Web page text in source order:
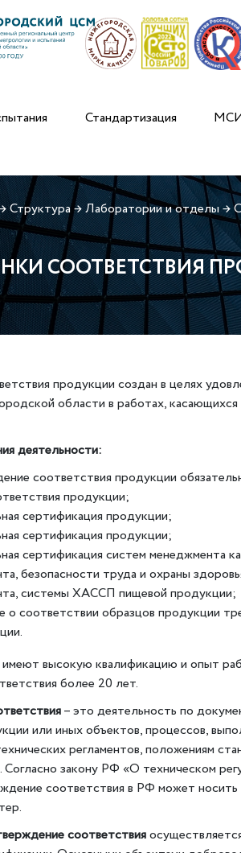
Стандартизация
Структура→Лаборатории и отделы→
СООТВЕТСТВИЯ
продукции создан в целях
области в работах,
деятельности:
соответствия продукции
продукции;
сертификация продукции;
сертификация продукции;
сертификация систем менеджмента
безопасности труда и охраны
системы ХАССП пищевой продукции;
о соответствии образцов продукции
высокую квалификацию и опыт
более 20 лет.
– это деятельность по
или иных объектов, процессов,
регламентов, положениям
Согласно закону РФ «О техническом
соответствия в РФ может
соответствия